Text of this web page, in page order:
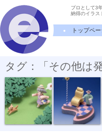
プロとして3
納得のイラス
トップペー
タグ：「その他は
おやつはなに... 別役実小説挿絵